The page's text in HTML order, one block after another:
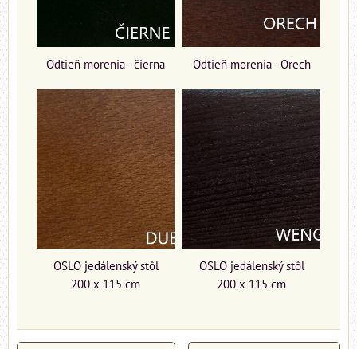
Odtieň morenia - čierna Odtieň morenia - Orech
OSLO jedálenský stôl
200 x 115 cm
OSLO jedálenský stôl
200 x 115 cm